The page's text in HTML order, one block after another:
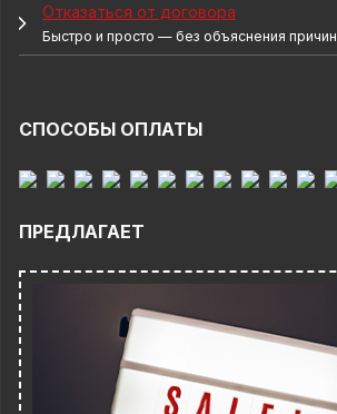
Отказаться от договора
Быстро и просто — без объяснения причин
СПОСОБЫ ОПЛАТЫ
ПРЕДЛАГАЕТ